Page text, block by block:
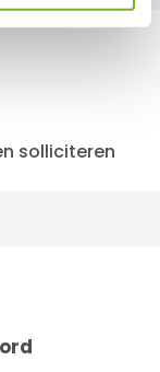
solliciteren